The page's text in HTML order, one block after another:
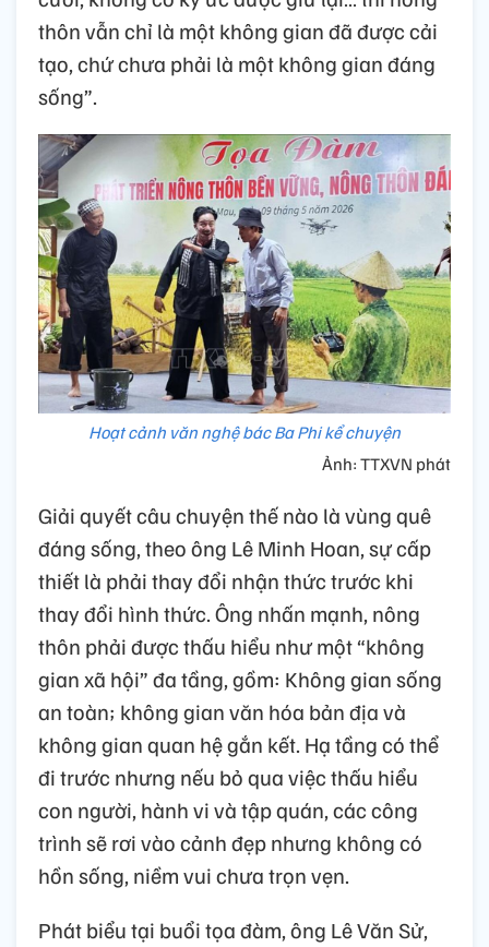
thôn vẫn chỉ là một không gian đã được cải
tạo, chứ chưa phải là một không gian đáng
sống”.
Hoạt cảnh văn nghệ bác Ba Phi kể chuyện
Ảnh: TTXVN phát
Giải quyết câu chuyện thế nào là vùng quê
đáng sống, theo ông Lê Minh Hoan, sự cấp
thiết là phải thay đổi nhận thức trước khi
thay đổi hình thức. Ông nhấn mạnh, nông
thôn phải được thấu hiểu như một “không
gian xã hội” đa tầng, gồm: Không gian sống
an toàn; không gian văn hóa bản địa và
không gian quan hệ gắn kết. Hạ tầng có thể
đi trước nhưng nếu bỏ qua việc thấu hiểu
con người, hành vi và tập quán, các công
trình sẽ rơi vào cảnh đẹp nhưng không có
hồn sống, niềm vui chưa trọn vẹn.
Phát biểu tại buổi tọa đàm, ông Lê Văn Sử,